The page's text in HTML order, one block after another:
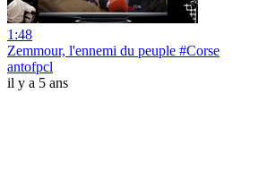
1:48
Zemmour, l'ennemi du peuple #Corse
antofpcl
il y a 5 ans